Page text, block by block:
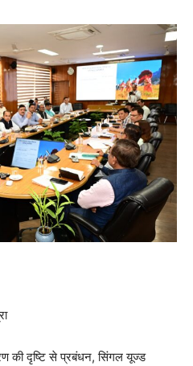
की दृष्टि से प्रबंधन, सिंगल यूज्ड